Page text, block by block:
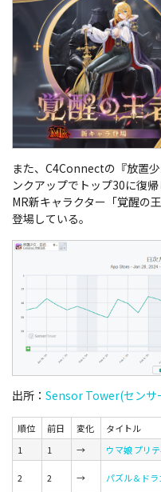
また、C4Connectの『放置
ンクアップでトップ30に復
MR新キャラクター「覚醒の
登場している。
出所： Sensor Tower(センサ
順位 前日 変化 タイトル
1
1 → ウマ娘 プリ
2 2 → パズル＆ドラ